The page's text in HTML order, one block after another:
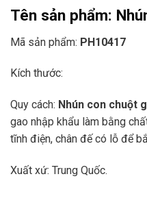
Tên sản phẩm:
Mã sản phẩm: PH10417
Kích thước:
Quy cách: Nhún con chuột
gao nhập khẩu làm bằng
tĩnh điện, chân đế có lỗ để
Xuất xứ: Trung Quốc.